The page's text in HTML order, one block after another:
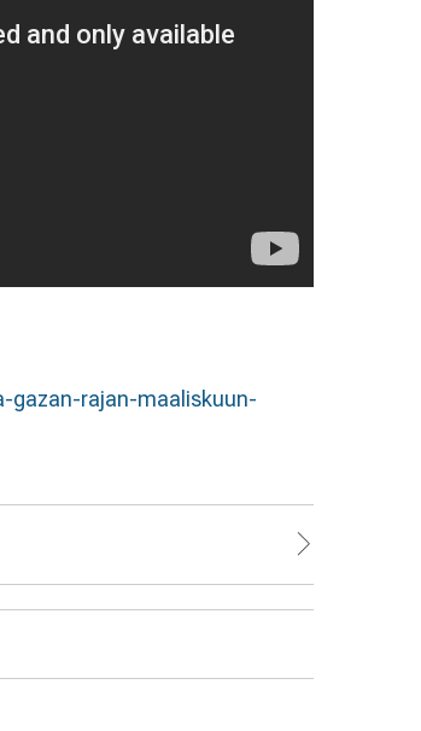
gazan-rajan-maaliskuun-